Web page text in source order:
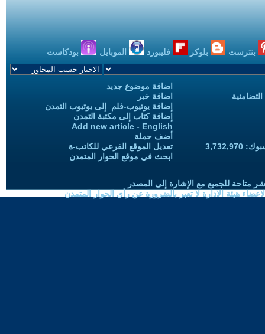
بنترست بلوكر فليبورد الموبايل بودكاست
اضافة موضوع جديد
اضافة خبر
إضافة يوتيوب-فلم إلى يوتيوب التمدن
إضافة كتاب إلى مكتبة التمدن
Add new article - English
أضف حملة
تعديل الموقع الفرعي للكاتب-ة
ابحث في موقع الحوار المتمدن
متاحة للجميع مع الإشارة إلى المصدر
هيئة الادارة لا تعبر بالضرورة عن رأي الحوار المتمدن